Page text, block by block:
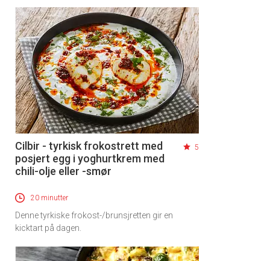
Cilbir - tyrkisk frokostrett med
posjert egg i yoghurtkrem med
chili-olje eller -smør
5
20 minutter
Denne tyrkiske frokost-/brunsjretten gir en
kicktart på dagen.